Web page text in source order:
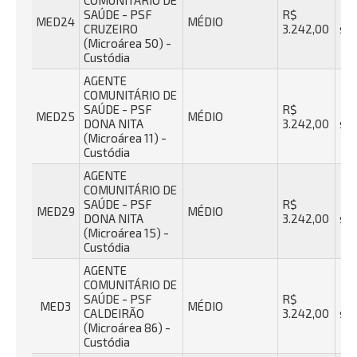
MED24
SAÚDE - PSF
CRUZEIRO
(Microárea 50) -
Custódia
MÉDIO
R$
3.242,00
MED25
AGENTE
COMUNITÁRIO DE
SAÚDE - PSF
DONA NITA
(Microárea 11) -
Custódia
MÉDIO
R$
3.242,00
MED29
AGENTE
COMUNITÁRIO DE
SAÚDE - PSF
DONA NITA
(Microárea 15) -
Custódia
MÉDIO
R$
3.242,00
MED3
AGENTE
COMUNITÁRIO DE
SAÚDE - PSF
CALDEIRÃO
(Microárea 86) -
Custódia
MÉDIO
R$
3.242,00